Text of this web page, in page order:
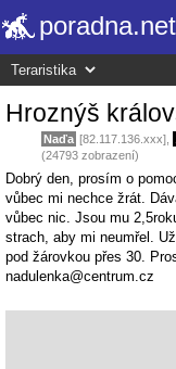
poradna.net
Hroznýš
Naďa [82.117.136.xxx],
(24793 zobrazení)
Dobrý den, prosím o
vůbec mi nechce žrát.
vůbec nic. Jsou mu
strach, aby mi neumřel.
pod žárovkou přes 30.
nadulenka@centrum.cz